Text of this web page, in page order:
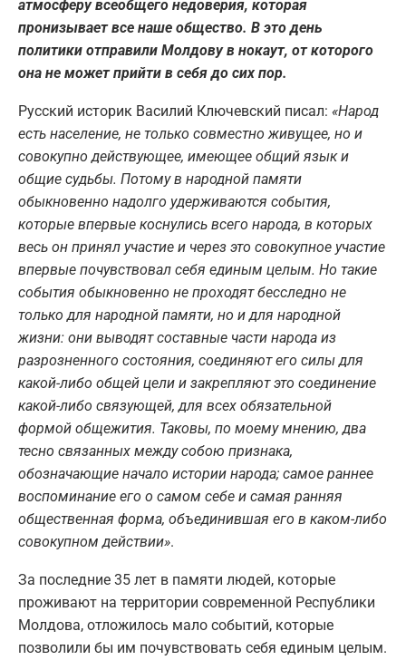
атмосферу всеобщего недоверия, которая
пронизывает все наше общество. В это день
политики отправили Молдову в нокаут, от которого
она не может прийти в себя до сих пор.
Русский историк Василий Ключевский писал: «Народ
есть население, не только совместно живущее, но и
совокупно действующее, имеющее общий язык и
общие судьбы. Потому в народной памяти
обыкновенно надолго удерживаются события,
которые впервые коснулись всего народа, в которых
весь он принял участие и через это совокупное участие
впервые почувствовал себя единым целым. Но такие
события обыкновенно не проходят бесследно не
только для народной памяти, но и для народной
жизни: они выводят составные части народа из
разрозненного состояния, соединяют его силы для
какой-либо общей цели и закрепляют это соединение
какой-либо связующей, для всех обязательной
формой общежития. Таковы, по моему мнению, два
тесно связанных между собою признака,
обозначающие начало истории народа; самое раннее
воспоминание его о самом себе и самая ранняя
общественная форма, объединившая его в каком-либо
совокупном действии».
За последние 35 лет в памяти людей, которые
проживают на территории современной Республики
Молдова, отложилось мало событий, которые
позволили бы им почувствовать себя единым целым.